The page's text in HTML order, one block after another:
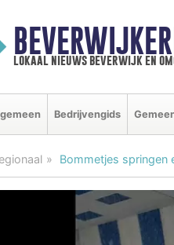
lokaal nieuws beverwijk en
Bedrijvengids
Bommetjes springen